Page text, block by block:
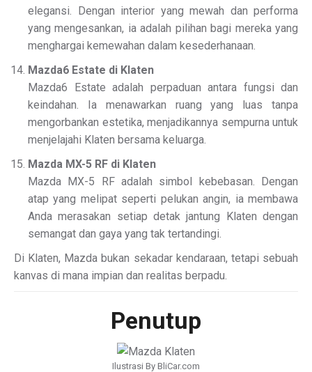
elegansi. Dengan interior yang mewah dan performa
yang mengesankan, ia adalah pilihan bagi mereka yang
menghargai kemewahan dalam kesederhanaan.
Mazda6 Estate di Klaten
Mazda6 Estate adalah perpaduan antara fungsi dan
keindahan. Ia menawarkan ruang yang luas tanpa
mengorbankan estetika, menjadikannya sempurna untuk
menjelajahi Klaten bersama keluarga.
Mazda MX-5 RF di Klaten
Mazda MX-5 RF adalah simbol kebebasan. Dengan
atap yang melipat seperti pelukan angin, ia membawa
Anda merasakan setiap detak jantung Klaten dengan
semangat dan gaya yang tak tertandingi.
Di Klaten, Mazda bukan sekadar kendaraan, tetapi sebuah
kanvas di mana impian dan realitas berpadu.
Penutup
Ilustrasi By BliCar.com